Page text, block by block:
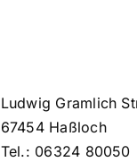
Ludwig Gramlich
67454 Haßloch
Tel.: 06324 80050